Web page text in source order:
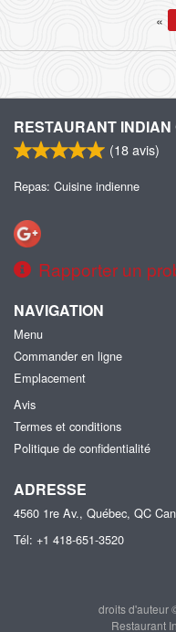
«
RESTAURANT
(18avis)
Repas: Cuisine indienne
Rapporter un
NAVIGATION
Menu
Commander en ligne
Emplacement
Avis
Termes et conditions
Politique de confidentialité
ADRESSE
4560 1re Av., Québec, QC
Tél: +1 418-651-3520
droits d'auteur
Restaurant